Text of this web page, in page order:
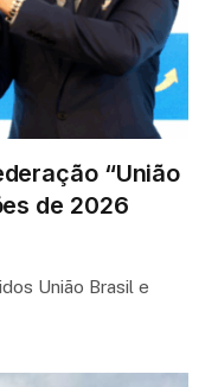
“União
de 2026
União Brasil e